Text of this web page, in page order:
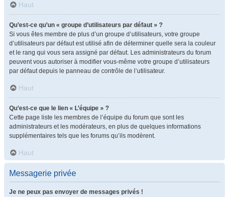
Haut
Qu’est-ce qu’un « groupe d’utilisateurs par défaut » ?
Si vous êtes membre de plus d’un groupe d’utilisateurs, votre groupe
d’utilisateurs par défaut est utilisé afin de déterminer quelle sera la couleur
et le rang qui vous sera assigné par défaut. Les administrateurs du forum
peuvent vous autoriser à modifier vous-même votre groupe d’utilisateurs
par défaut depuis le panneau de contrôle de l’utilisateur.
Haut
Qu’est-ce que le lien « L’équipe » ?
Cette page liste les membres de l’équipe du forum que sont les
administrateurs et les modérateurs, en plus de quelques informations
supplémentaires tels que les forums qu’ils modèrent.
Haut
Messagerie privée
Je ne peux pas envoyer de messages privés !